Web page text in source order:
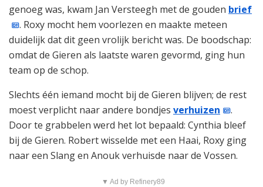
genoeg was, kwam Jan Versteegh met de gouden brief
. Roxy mocht hem voorlezen en maakte meteen
duidelijk dat dit geen vrolijk bericht was. De boodschap:
omdat de Gieren als laatste waren gevormd, ging hun
team op de schop.
Slechts één iemand mocht bij de Gieren blijven; de rest
moest verplicht naar andere bondjes verhuizen
.
Door te grabbelen werd het lot bepaald: Cynthia bleef
bij de Gieren. Robert wisselde met een Haai, Roxy ging
naar een Slang en Anouk verhuisde naar de Vossen.
▼ Ad by Refinery89